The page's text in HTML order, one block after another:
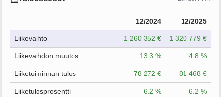
12/2024 12/2025
Liikevaihto 1 260 352 € 1 320 779 €
Liikevaihdon muutos 13.3 % 4.8 %
Liiketoiminnan tulos 78 272 € 81 468 €
Liiketulosprosentti 6.2 % 6.2 %